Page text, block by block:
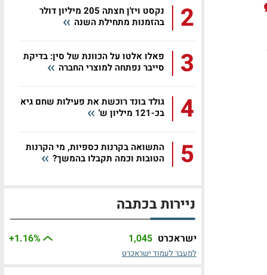
2
נקסט ויז'ן חצתה 205 מיליון דולר
בהזמנות מתחילת השנה
3
פאלו אלטו על הכוונת של סין: בדיקת
סייבר נפתחה למוצרי החברה
4
גולד בונד רוכשת את פעילות שחם גיא
בכ-121 מיליון ש'
5
התשואה בקרנות כספיות, מי הקרנות
הטובות וכמה תקבלו בהמשך?
ניירות בכתבה
ישראכרט 1,045
+1.16%
למעבר לעמוד ישראכרט